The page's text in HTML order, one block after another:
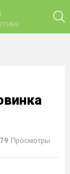
Просмотры